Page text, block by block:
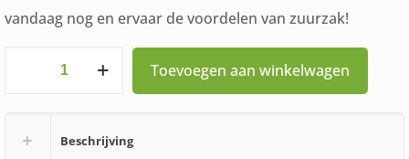
vandaag nog en ervaar de voordelen van zuurzak!
Holland
Toevoegen aan winkelwagen
Beschrijving